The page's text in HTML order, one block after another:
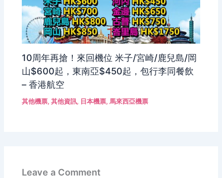
10周年再搶！來回機位 米子/宮崎/鹿兒島/岡
山$600起，東南亞$450起，包行李同餐飲
– 香港航空
其他機票,其他資訊, 日本機票,馬來西亞機票
Leave a Comment